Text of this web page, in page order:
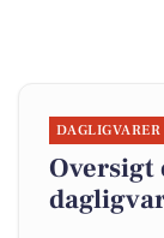
DAGLIGVARER
Oversigt